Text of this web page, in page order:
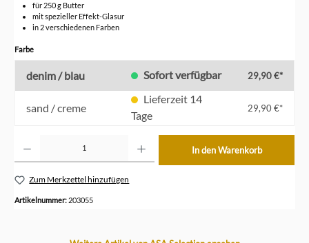
für 250 g Butter
mit spezieller Effekt-Glasur
in 2 verschiedenen Farben
Farbeauswählen
denim / blau Sofort verfügbar 29,90 €*
sand / creme
Tage
29,90 €*
In den Warenkorb
Zum Merkzettel hinzufügen
Artikelnummer: 203055